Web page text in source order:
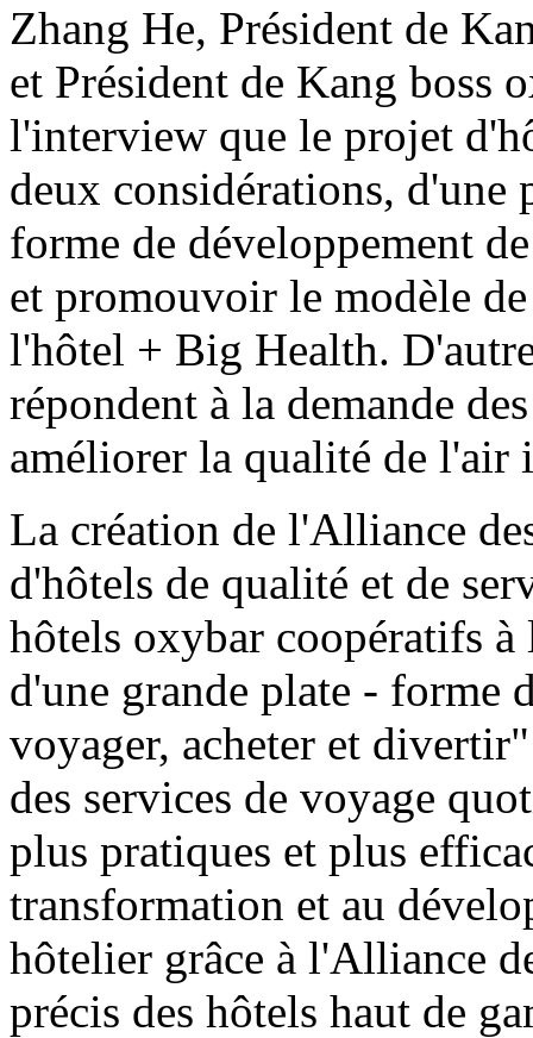
Zhang He, Président de
et Président de Kang boss
l'interview que le projet
deux considérations, d'une
forme de développement
et promouvoir le modèle
l'hôtel + Big Health.
répondent à la demande
améliorer la qualité de l'air
La création de l'Alliance
d'hôtels de qualité et de
hôtels oxybar coopératifs
d'une grande plate - forme
voyager, acheter et
des services de voyage
plus pratiques et plus
transformation et au
hôtelier grâce à l'Alliance
précis des hôtels haut de